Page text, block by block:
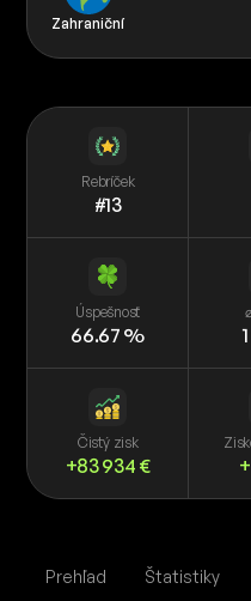
Zahraniční
Rebríček
#13
Úspešnosť
66.67 %
Čistý zisk
+83 934 €
Prehľad Štatistiky